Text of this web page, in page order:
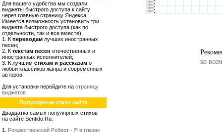
Для вашего удобства мы создали
виджеты быстрого доступа к сайту
через главную страницу Яндекса.
Имеется возможность установить три
виджета быстрого доступа (как по
отдельности, так и все вместе):
1. К переводам лучших иностранных
песен;
2. К текстам песен отечественных и
иностранных исполнителей;
3. К лучшим стихам и рассказам о
любви классиков жанра и современных
авторов.
Для установки перейдите на страницу
виджетов
Популярные стихи сайта
Двадцатка самых популярных стихов
на сайте Sentido.Ru:
1. Рождественский Роберт - Я в глазах
ко